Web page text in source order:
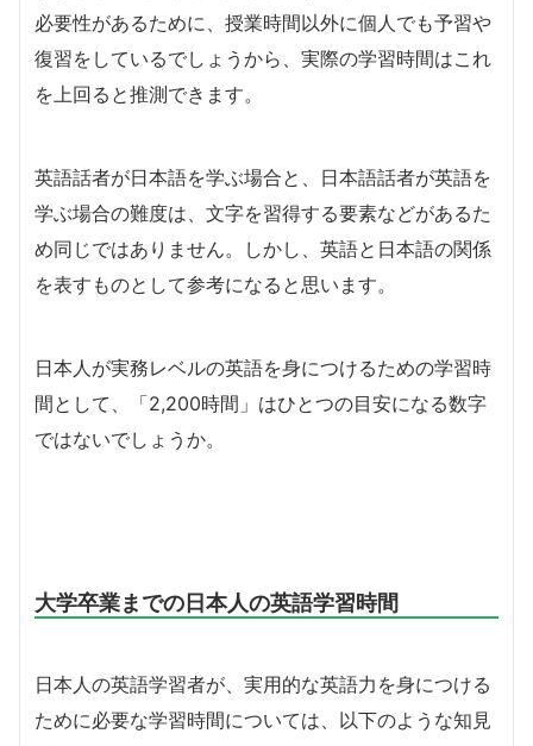
必要性があるために、授業時間以外に個人でも予習や
復習をしているでしょうから、実際の学習時間はこれ
を上回ると推測できます。
英語話者が日本語を学ぶ場合と、日本語話者が英語を
学ぶ場合の難度は、文字を習得する要素などがあるた
め同じではありません。しかし、英語と日本語の関係
を表すものとして参考になると思います。
日本人が実務レベルの英語を身につけるための学習時
間として、「2,200時間」はひとつの目安になる数字
ではないでしょうか。
大学卒業までの日本人の英語学習時間
日本人の英語学習者が、実用的な英語力を身につける
ために必要な学習時間については、以下のような知見